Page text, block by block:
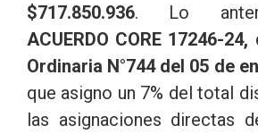
$717.850.936. Lo
ACUERDO CORE 17246-
Ordinaria N°744 del 05 de
que asigno un 7% del total
las asignaciones directas